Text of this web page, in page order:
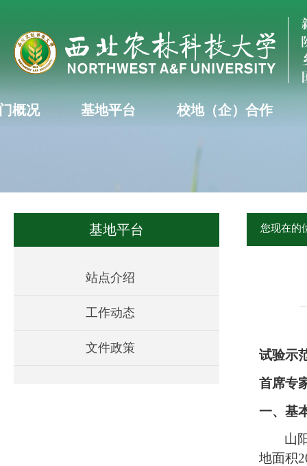
概况 基地平台 校地（企）合作
基地平台
站点介绍
工作动态
文件政策
您现在的
试验示
首席专
一、基
山
地面积